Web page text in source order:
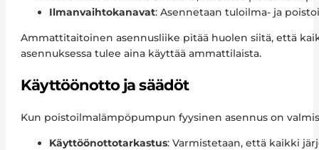
Ilmanvaihtokanavat: Asennetaan tuloilma- ja
Ammattitaitoinen asennusliike pitää huolen siitä, että
asennuksessa tulee aina käyttää ammattilaista.
Käyttöönotto ja säädöt
Kun poistoilmalämpöpumpun fyysinen asennus on
Käyttöönottotarkastus: Varmistetaan, että kaikki